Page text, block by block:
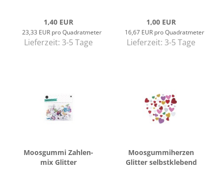
1,40 EUR
23,33 EUR pro Quadratmeter
Lieferzeit: 3-5 Tage
1,00 EUR
16,67 EUR pro Quadratmeter
Lieferzeit: 3-5 Tage
Moos­gum­mi Zah­len­
mix Glit­ter
Moos­gum­mi­her­zen
Glit­ter selbst­kle­bend